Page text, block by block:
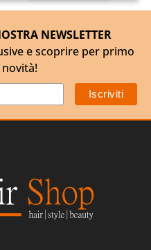
NEWSLETTER
e scoprire per primo